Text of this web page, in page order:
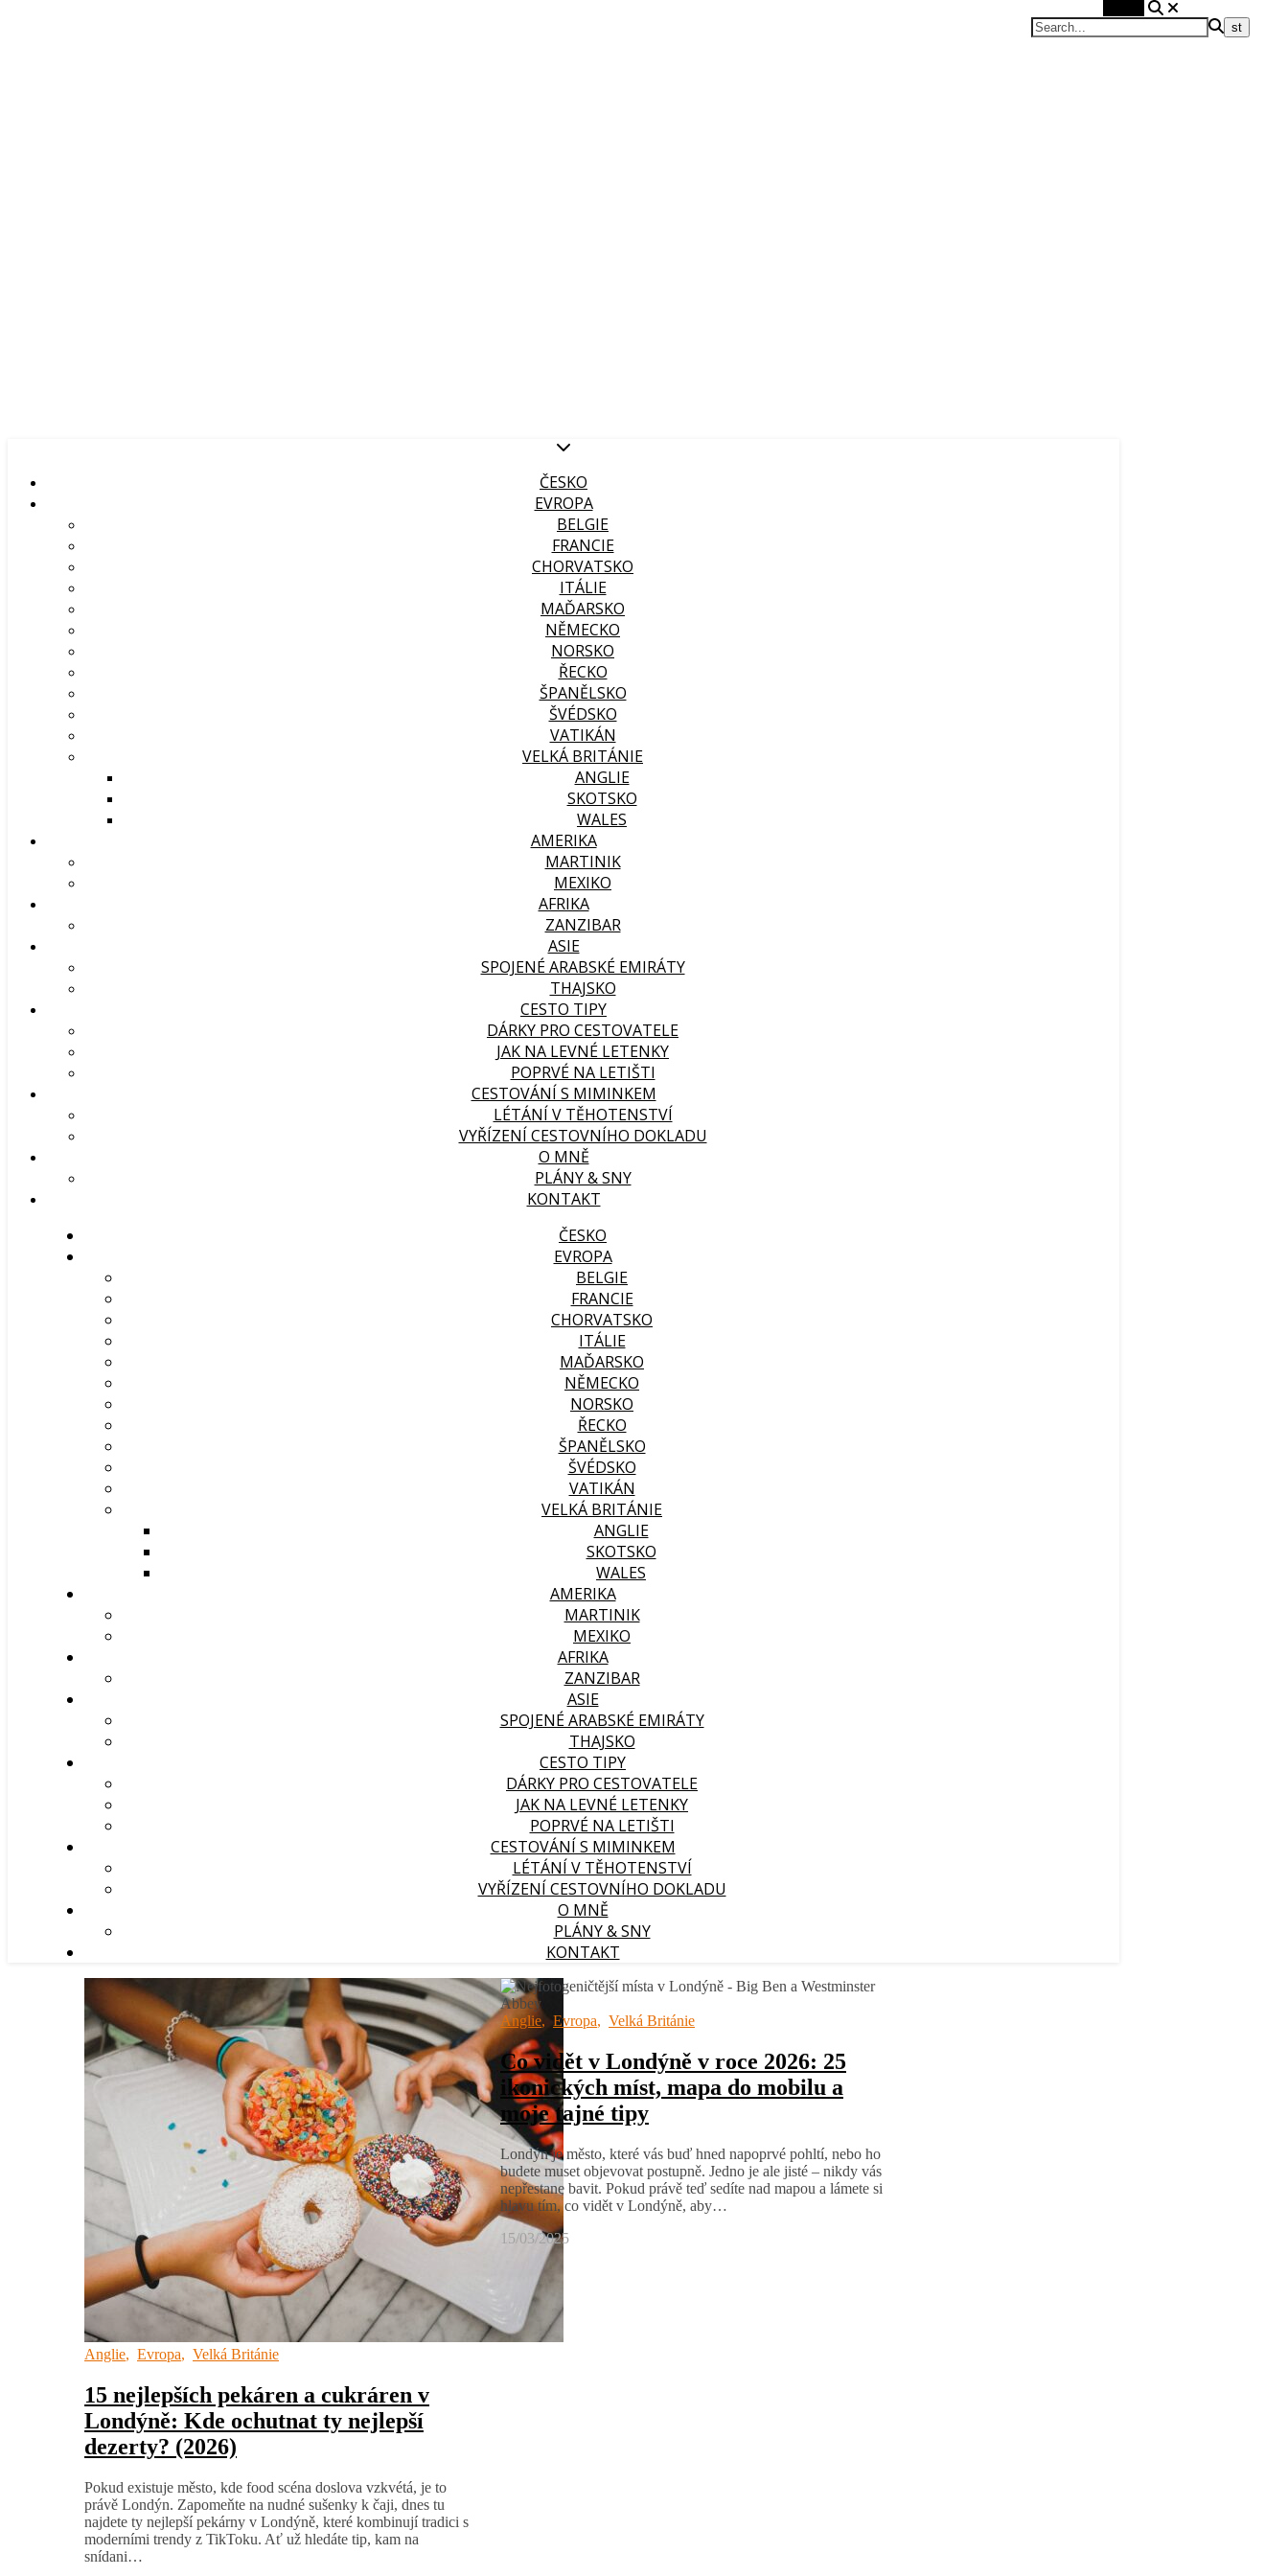
ČESKO
EVROPA
BELGIE
FRANCIE
CHORVATSKO
ITÁLIE
MAĎARSKO
NĚMECKO
NORSKO
ŘECKO
ŠPANĚLSKO
ŠVÉDSKO
VATIKÁN
VELKÁ BRITÁNIE
ANGLIE
SKOTSKO
WALES
AMERIKA
MARTINIK
MEXIKO
AFRIKA
ZANZIBAR
ASIE
SPOJENÉ ARABSKÉ EMIRÁTY
THAJSKO
CESTO TIPY
DÁRKY PRO CESTOVATELE
JAK NA LEVNÉ LETENKY
POPRVÉ NA LETIŠTI
CESTOVÁNÍ S MIMINKEM
LÉTÁNÍ V TĚHOTENSTVÍ
VYŘÍZENÍ CESTOVNÍHO DOKLADU
O MNĚ
PLÁNY & SNY
KONTAKT
ČESKO
EVROPA
BELGIE
FRANCIE
CHORVATSKO
ITÁLIE
MAĎARSKO
NĚMECKO
NORSKO
ŘECKO
ŠPANĚLSKO
ŠVÉDSKO
VATIKÁN
VELKÁ BRITÁNIE
ANGLIE
SKOTSKO
WALES
AMERIKA
MARTINIK
MEXIKO
AFRIKA
ZANZIBAR
ASIE
SPOJENÉ ARABSKÉ EMIRÁTY
THAJSKO
CESTO TIPY
DÁRKY PRO CESTOVATELE
JAK NA LEVNÉ LETENKY
POPRVÉ NA LETIŠTI
CESTOVÁNÍ S MIMINKEM
LÉTÁNÍ V TĚHOTENSTVÍ
VYŘÍZENÍ CESTOVNÍHO DOKLADU
O MNĚ
PLÁNY & SNY
KONTAKT
Anglie, Evropa, Velká Británie
15 nejlepších pekáren a cukráren v
Londýně: Kde ochutnat ty nejlepší
dezerty? (2026)
Pokud existuje město, kde food scéna doslova vzkvétá, je to
právě Londýn. Zapomeňte na nudné sušenky k čaji, dnes tu
najdete ty nejlepší pekárny v Londýně, které kombinují tradici s
moderními trendy z TikToku. Ať už hledáte tip, kam na
snídani…
Anglie,Evropa, Velká Británie
Co vidět v Londýně v roce 2026: 25
ikonických míst, mapa do mobilu a
moje tajné tipy
Londýn je město, které vás buď hned napoprvé pohltí, nebo ho
budete muset objevovat postupně. Jedno je ale jisté – nikdy vás
nepřestane bavit. Pokud právě teď sedíte nad mapou a lámete si
hlavu tím, co vidět v Londýně, aby…
15/03/2025